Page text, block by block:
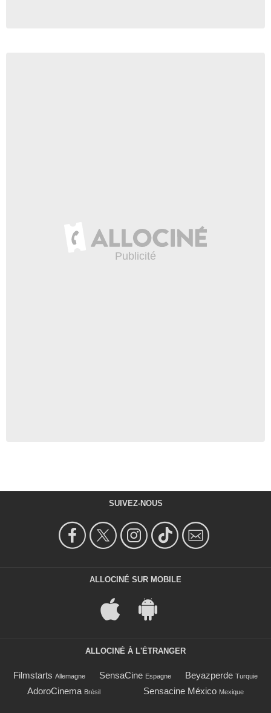
SUIVEZ-NOUS
ALLOCINÉ SUR MOBILE
ALLOCINÉ À L'ÉTRANGER
Filmstarts Allemagne SensaCine Espagne Beyazperde Turquie
AdoroCinema Brésil Sensacine México Mexique